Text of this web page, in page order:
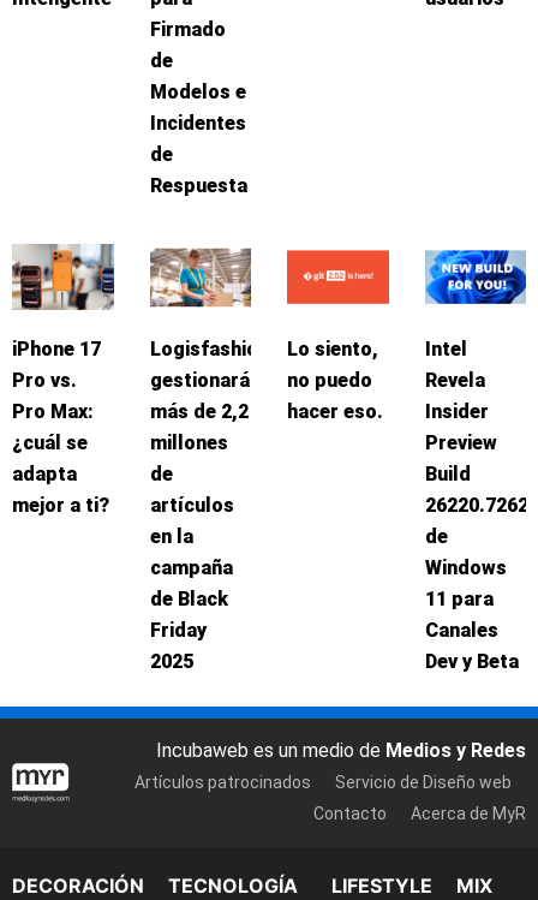
Firmado
de
Modelos e
Incidentes
de
Respuesta
iPhone 17
Pro vs.
Pro Max:
¿cuál se
adapta
mejor a ti?
Logisfashion
gestionará
más de 2,2
millones
de
artículos
en la
campaña
de Black
Friday
2025
Lo siento,
no puedo
hacer eso.
Intel
Revela
Insider
Preview
Build
26220.7262
de
Windows
11 para
Canales
Dev y Beta
Incubaweb es un medio de Medios y Redes
Artículos patrocinados
Servicio de Diseño web
Contacto
Acerca de MyR
DECORACIÓN TECNOLOGÍA LIFESTYLE MIX